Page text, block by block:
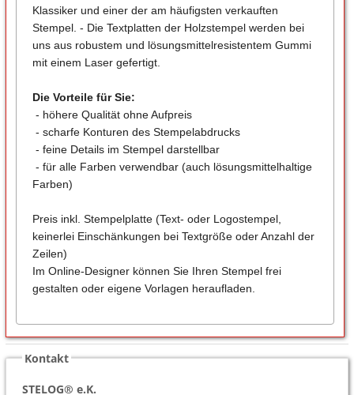
Klassiker und einer der am häufigsten verkauften
Stempel. - Die Textplatten der Holzstempel werden bei
uns aus robustem und lösungsmittelresistentem Gummi
mit einem Laser gefertigt.
Die Vorteile für Sie:
- höhere Qualität ohne Aufpreis
- scharfe Konturen des Stempelabdrucks
- feine Details im Stempel darstellbar
- für alle Farben verwendbar (auch lösungsmittelhaltige
Farben)
Preis inkl. Stempelplatte (Text- oder Logostempel,
keinerlei Einschänkungen bei Textgröße oder Anzahl der
Zeilen)
Im Online-Designer können Sie Ihren Stempel frei
gestalten oder eigene Vorlagen heraufladen.
Kontakt
STELOG® e.K.